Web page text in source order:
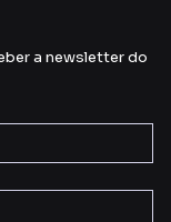
a newsletter do